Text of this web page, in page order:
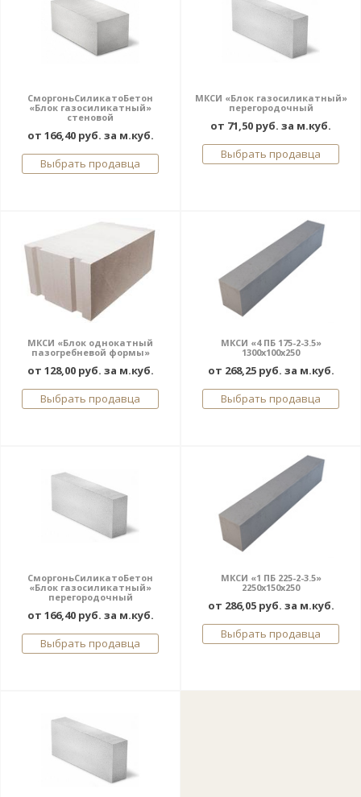
СморгоньСиликатоБетон
«Блок газосиликатный»
стеновой
от 166,40 руб. за м.куб.
Выбрать продавца
МКСИ «Блок газосиликатный»
перегородочный
от 71,50 руб. за м.куб.
Выбрать продавца
МКСИ «Блок однокатный
пазогребневой формы»
от 128,00 руб. за м.куб.
Выбрать продавца
МКСИ «4 ПБ 175-2-3.5»
1300х100х250
от 268,25 руб. за м.куб.
Выбрать продавца
СморгоньСиликатоБетон
«Блок газосиликатный»
перегородочный
от 166,40 руб. за м.куб.
Выбрать продавца
МКСИ «1 ПБ 225-2-3.5»
2250х150х250
от 286,05 руб. за м.куб.
Выбрать продавца